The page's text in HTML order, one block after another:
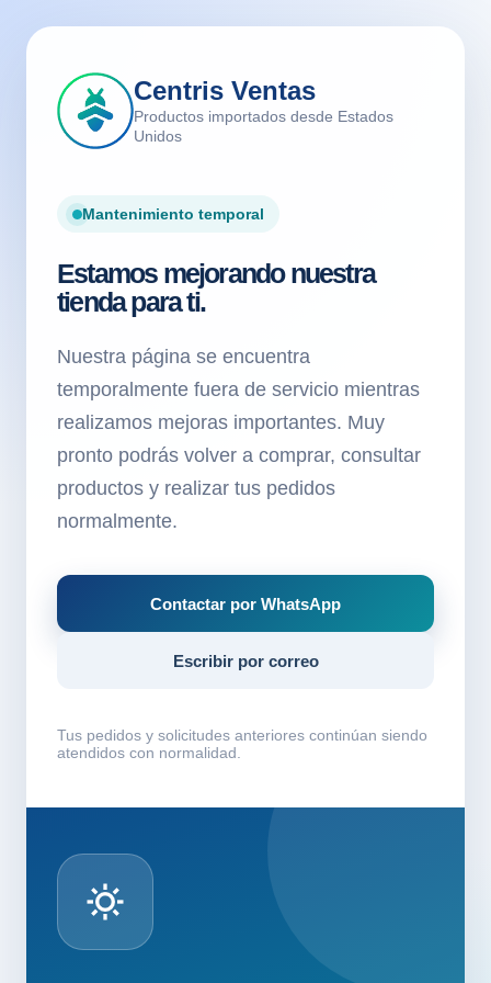
Centris Ventas
Productos importados desde Estados
Unidos
Mantenimiento temporal
Estamos mejorando nuestra
tienda para ti.
Nuestra página se encuentra
temporalmente fuera de servicio mientras
realizamos mejoras importantes. Muy
pronto podrás volver a comprar, consultar
productos y realizar tus pedidos
normalmente.
Contactar por WhatsApp
Escribir por correo
Tus pedidos y solicitudes anteriores continúan siendo
atendidos con normalidad.